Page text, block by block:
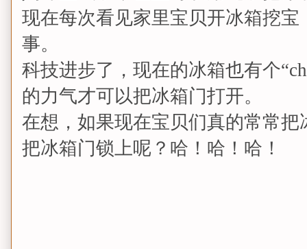
现在每次看见家里宝贝开冰箱挖
事。
科技进步了，现在的冰箱也有个
的力气才可以把冰箱门打开。
在想，如果现在宝贝们真的常常
把冰箱门锁上呢？哈！哈！哈！